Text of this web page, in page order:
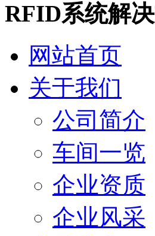
RFID系统解
网站首页
关于我们
公司简介
车间一览
企业资质
企业风采